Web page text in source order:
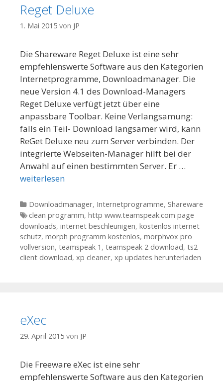
Reget Deluxe
1. Mai 2015 von JP
Die Shareware Reget Deluxe ist eine sehr
empfehlenswerte Software aus den Kategorien
Internetprogramme, Downloadmanager. Die
neue Version 4.1 des Download-Managers
Reget Deluxe verfügt jetzt über eine
anpassbare Toolbar. Keine Verlangsamung:
falls ein Teil- Download langsamer wird, kann
ReGet Deluxe neu zum Server verbinden. Der
integrierte Webseiten-Manager hilft bei der
Anwahl auf einen bestimmten Server. Er …
weiterlesen
Kategorien
Downloadmanager, Internetprogramme, Shareware
Tags
clean programm, http www.teamspeak.com page
downloads, internet beschleunigen, kostenlos internet
schutz, morph programm kostenlos, morphvox pro
vollversion, teamspeak 1 , teamspeak 2 download, ts2
client download, xp cleaner, xp updates herunterladen
eXec
29. April 2015 von JP
Die Freeware eXec ist eine sehr
empfehlenswerte Software aus den Kategorien